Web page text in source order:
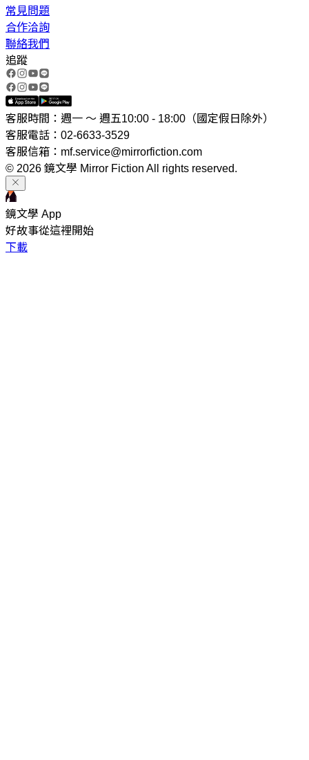
常見問題
合作洽詢
聯絡我們
追蹤
客服時間：週一 ～ 週五10:00 - 18:00（國定假日除外）
客服電話：02-6633-3529
客服信箱：mf.service@mirrorfiction.com
© 2026 鏡文學 Mirror Fiction All rights reserved.
鏡文學 App
好故事從這裡開始
下載